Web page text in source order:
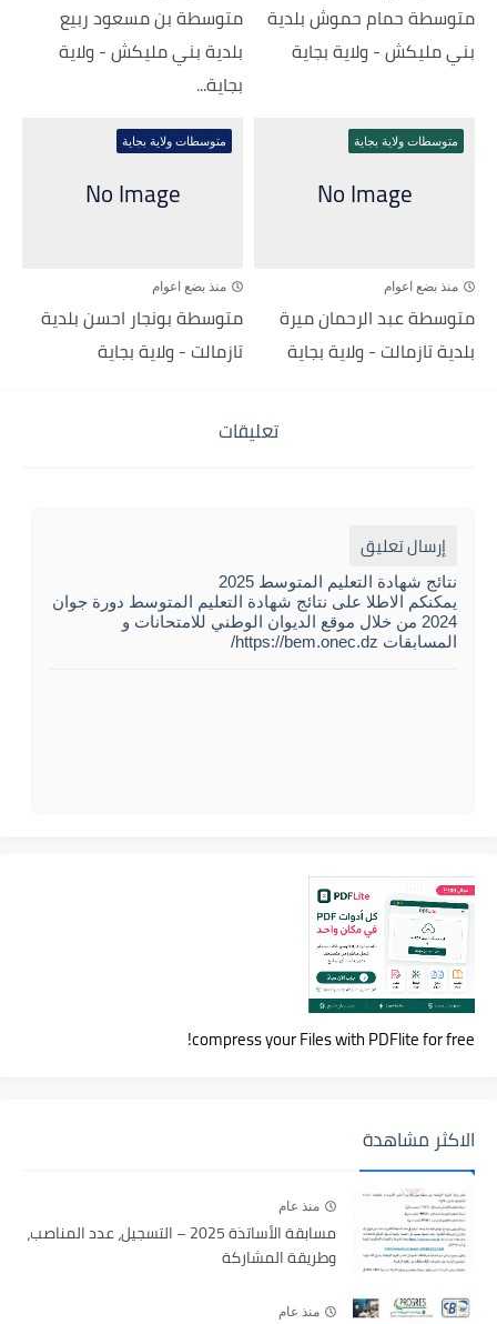
متوسطة حمام حموش بلدية
بني مليكش - ولاية بجاية
متوسطة بن مسعود ربيع
بلدية بني مليكش - ولاية
بجاية...
متوسطات ولاية بجاية
منذ بضع اعوام
متوسطة عبد الرحمان ميرة
بلدية تازمالت - ولاية بجاية
متوسطات ولاية بجاية
منذ بضع اعوام
متوسطة بونجار احسن بلدية
تازمالت - ولاية بجاية
تعليقات
إرسال تعليق
نتائج شهادة التعليم المتوسط 2025
يمكنكم الاطلا على نتائج شهادة التعليم المتوسط دورة جوان
2024 من خلال موقع الديوان الوطني للامتحانات و
المسابقات https://bem.onec.dz/
compress your Files with PDFlite for free!
الاكثر مشاهدة
منذ عام
مسابقة الأساتذة 2025 – التسجيل، عدد المناصب،
وطريقة المشاركة
منذ عام